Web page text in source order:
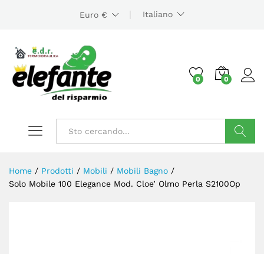
Euro € Italiano
0 0
Home / Prodotti / Mobili / Mobili Bagno /
Solo Mobile 100 Elegance Mod. Cloe’ Olmo Perla S2100Op